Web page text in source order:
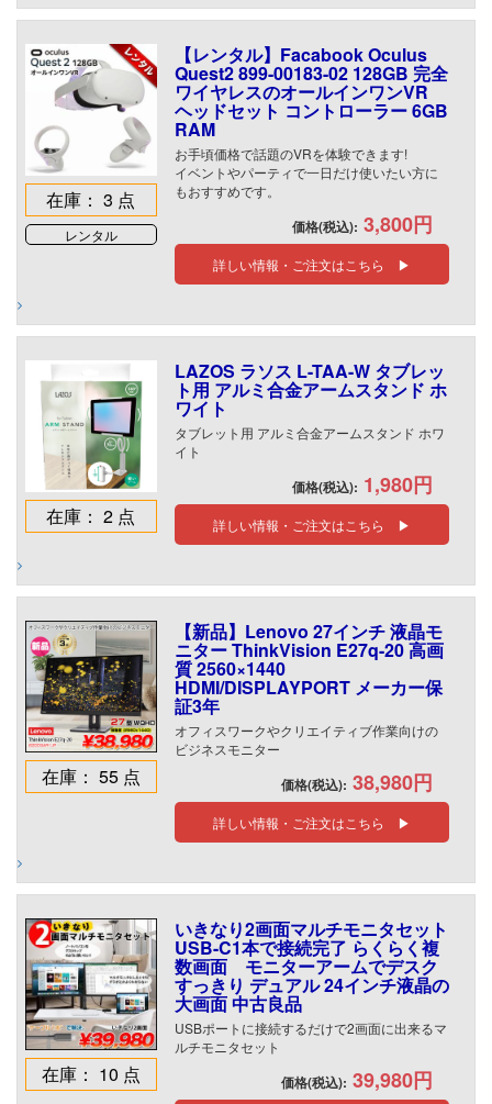
在庫： 3 点
レンタル
【レンタル】Facabook Oculus
Quest2 899-00183-02 128GB 完全
ワイヤレスのオールインワンVR
ヘッドセット コントローラー 6GB
RAM
お手頃価格で話題のVRを体験できます!
イベントやパーティで一日だけ使いたい方に
もおすすめです。
価格(税込): 3,800円
詳しい情報・ご注文はこちら ▶
在庫： 2 点
LAZOS ラソス L-TAA-W タブレッ
ト用 アルミ合金アームスタンド ホ
ワイト
タブレット用 アルミ合金アームスタンド ホワ
イト
価格(税込): 1,980円
詳しい情報・ご注文はこちら ▶
在庫： 55 点
【新品】Lenovo 27インチ 液晶モ
ニター ThinkVision E27q-20 高画
質 2560×1440
HDMI/DISPLAYPORT メーカー保
証3年
オフィスワークやクリエイティブ作業向けの
ビジネスモニター
価格(税込): 38,980円
詳しい情報・ご注文はこちら ▶
在庫： 10 点
いきなり2画面マルチモニタセット
USB-C1本で接続完了 らくらく複
数画面 モニターアームでデスク
すっきり デュアル 24インチ液晶の
大画面 中古良品
USBポートに接続するだけで2画面に出来るマ
ルチモニタセット
価格(税込): 39,980円